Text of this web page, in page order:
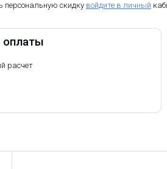
персональную скидку войдите в личный
расчет